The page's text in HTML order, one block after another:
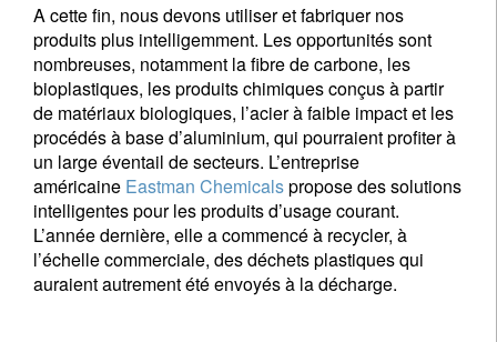
A cette fin, nous devons utiliser et fabriquer nos
produits plus intelligemment. Les opportunités sont
nombreuses, notamment la fibre de carbone, les
bioplastiques, les produits chimiques conçus à partir
de matériaux biologiques, l’acier à faible impact et les
procédés à base d’aluminium, qui pourraient profiter à
un large éventail de secteurs. L’entreprise
américaine Eastman Chemicalspropose des solutions
intelligentes pour les produits d’usage courant.
L’année dernière, elle a commencé à recycler, à
l’échelle commerciale, des déchets plastiques qui
auraient autrement été envoyés à la décharge.